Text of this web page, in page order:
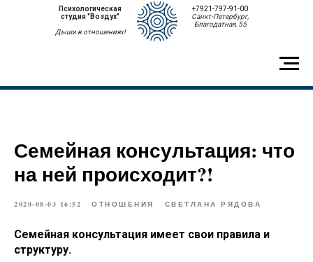
Психологическая
студия "Воздух"
Дыши в отношениях!
+7921-797-91-00
Санкт-Петербург,
Благодатная, 55
Семейная консультация: что
на ней происходит?!
2020-08-03 16:52 ОТНОШЕНИЯ СВЕТЛАНА РЯДОВА
Семейная консультация имеет свои правила и
структуру.